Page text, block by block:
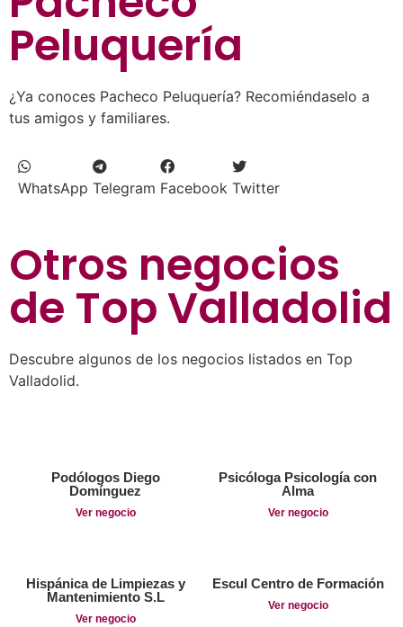
Peluquería
¿Ya conoces Pacheco Peluquería? Recomiéndaselo a
tus amigos y familiares.
WhatsApp Telegram Facebook Twitter
Otros negocios
de Top Valladolid
Descubre algunos de los negocios listados en Top
Valladolid.
Podólogos Diego
Domínguez
Ver negocio
Psicóloga Psicología con
Alma
Ver negocio
Hispánica de Limpiezas y
Mantenimiento S.L
Ver negocio
Escul Centro de Formación
Ver negocio